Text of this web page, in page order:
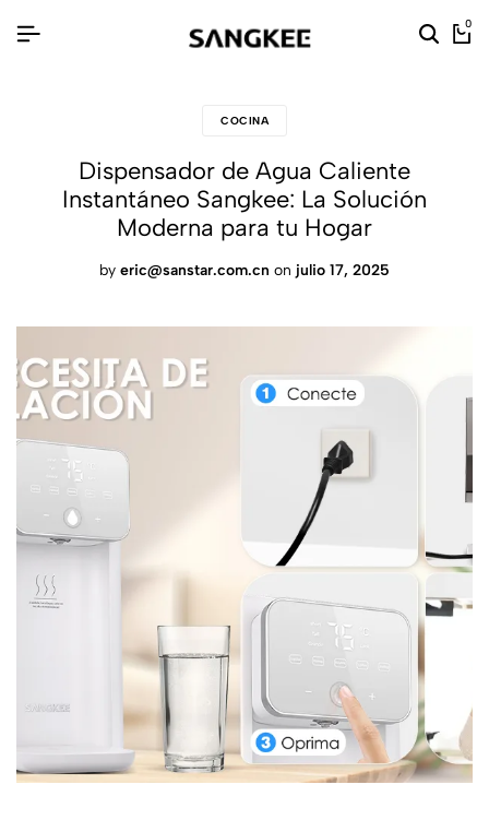
0
COCINA
Dispensador de Agua Caliente
Instantáneo Sangkee: La Solución
Moderna para tu Hogar
by eric@sanstar.com.cn on julio 17, 2025